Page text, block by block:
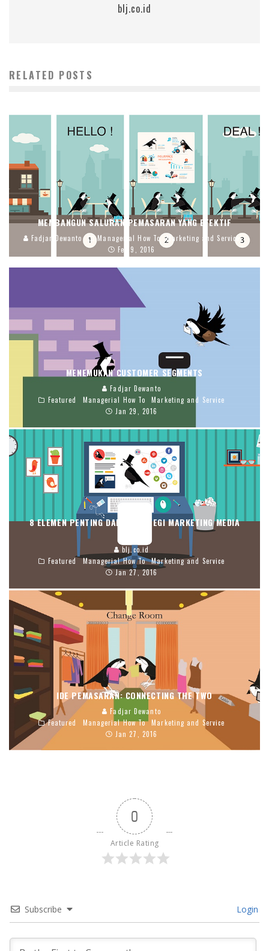
blj.co.id
RELATED POSTS
MEMBANGUN SALURAN PEMASARAN YANG EFEKTIF
Fadjar Dewanto Managerial How To
Marketing and Service
Feb 9, 2016
MENEMUKAN CUSTOMER SEGMENTS
Fadjar Dewanto
Featured
Managerial How To
Marketing and Service
Jan 29, 2016
8 ELEMEN PENTING DARI STRATEGI MARKETING MEDIA
blj.co.id
Featured
Managerial How To
Marketing and Service
Jan 27, 2016
IDE PEMASARAN: CONNECTING THE TWO
Fadjar Dewanto
Featured
Managerial How To
Marketing and Service
Jan 27, 2016
0
Article Rating
Subscribe Login